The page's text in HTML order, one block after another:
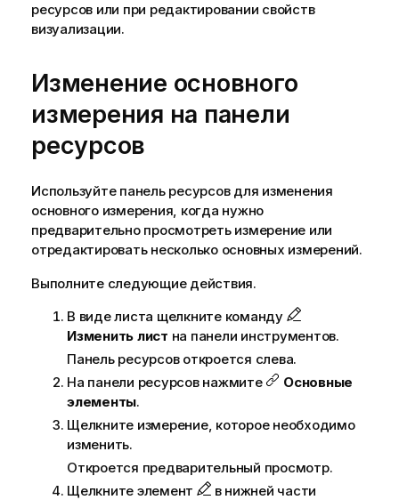
ресурсов или при редактировании свойств
визуализации.
Изменение основного
измерения на панели
ресурсов
Используйте панель ресурсов для изменения
основного измерения, когда нужно
предварительно просмотреть измерение или
отредактировать несколько основных измерений.
Выполните следующие действия.
В виде листа щелкните команду
Изменить лист на панели инструментов.
Панель ресурсов откроется слева.
На панели ресурсов нажмите
Основные
элементы.
Щелкните измерение, которое необходимо
изменить.
Откроется предварительный просмотр.
Щелкните элемент
в нижней части